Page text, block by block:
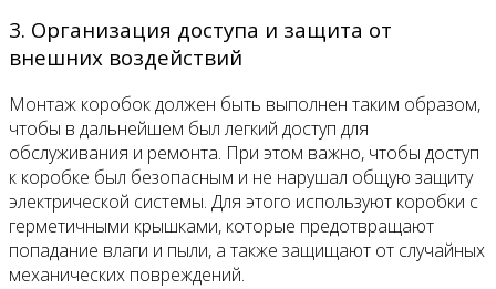
3. Организация доступа и защита от
внешних воздействий
Монтаж коробок должен быть выполнен таким образом,
чтобы в дальнейшем был легкий доступ для
обслуживания и ремонта. При этом важно, чтобы доступ
к коробке был безопасным и не нарушал общую защиту
электрической системы. Для этого используют коробки с
герметичными крышками, которые предотвращают
попадание влаги и пыли, а также защищают от случайных
механических повреждений.